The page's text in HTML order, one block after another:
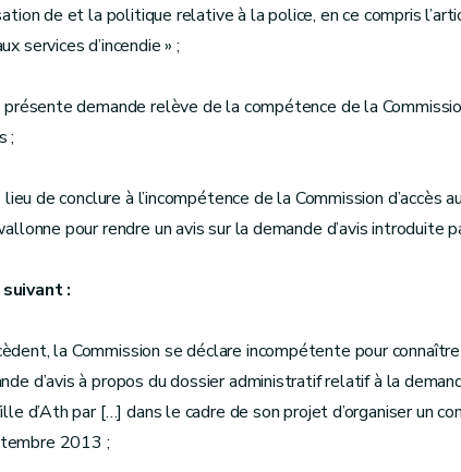
de et la politique relative à la police, en ce compris
services d’incendie » ;
demande relève de la compétence de la
;
de conclure à l’incompétence de la Commission d’accès
pour rendre un avis sur la demande d’avis introduite
:
la Commission se déclare incompétente pour
d’avis à propos du dossier administratif relatif à la
d’Ath par […] dans le cadre de son projet d’organiser un
2013 ;